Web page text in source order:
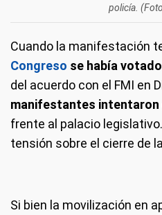
policía.
Cuando la manifestación
Congreso se había
del acuerdo con el FMI en
manifestantes
frente al palacio
tensión sobre el cierre de
Si bien la movilización en